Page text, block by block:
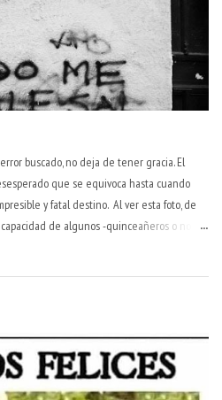
más en regresar a la isla de Ítaca, de la
esos veinte años, su hijo Telémaco y
de mujer activamente fiel— han de tolerar
habían dado por muerto a Odiseo, y que se
familia. Se...
buscado, no deja de tener gracia. El
que se equivoca hasta cuando
y fatal destino. Al ver esta foto, de
de algunos -quinceañeros o no- de
a los cuatro vientos. Hay varios tipos de
primeros lo hacen por llamar la atención, por
y todo lo que ven es oscuro y torpe:
que todo lo hace mal. No hay nadie
Dicen los pesimistas que los opt...